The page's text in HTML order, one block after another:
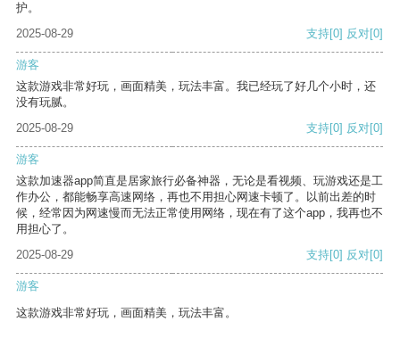
护。
2025-08-29
支持[0] 反对[0]
游客
这款游戏非常好玩，画面精美，玩法丰富。我已经玩了好几个小时，还
没有玩腻。
2025-08-29
支持[0] 反对[0]
游客
这款加速器app简直是居家旅行必备神器，无论是看视频、玩游戏还是工
作办公，都能畅享高速网络，再也不用担心网速卡顿了。以前出差的时
候，经常因为网速慢而无法正常使用网络，现在有了这个app，我再也不
用担心了。
2025-08-29
支持[0] 反对[0]
游客
这款游戏非常好玩，画面精美，玩法丰富。